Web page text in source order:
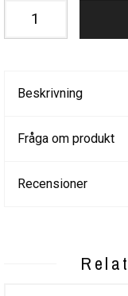
Beskrivning
Fråga om produkt
Recensioner